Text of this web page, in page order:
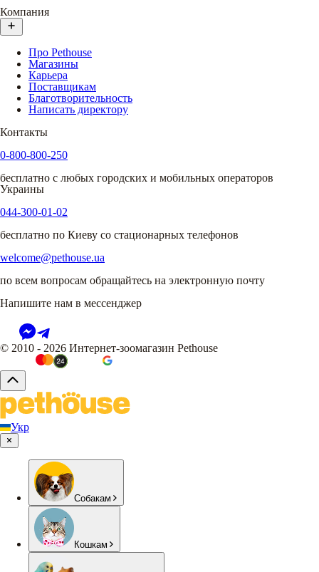
Компания
Про Pethouse
Магазины
Карьера
Поставщикам
Благотворительность
Написать директору
Контакты
0-800-800-250
бесплатно с любых городских и мобильных операторов
Украины
044-300-01-02
бесплатно по Киеву со стационарных телефонов
welcome@pethouse.ua
по всем вопросам обращайтесь на электронную почту
Напишите нам в мессенджер
© 2010 - 2026 Интернет-зоомагазин Pethouse
Укр
Собакам
Кошкам